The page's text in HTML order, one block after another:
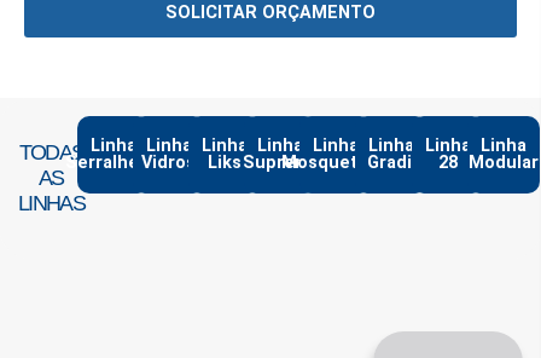
SOLICITAR ORÇAMENTO
TODAS
AS
LINHAS
Linha
Serralheria
Linha
Vidros
Linha
Liks
Linha
Suprema
Linha
Mosqueteiro
Linha
Gradil
Linha
28
Linha
Modular